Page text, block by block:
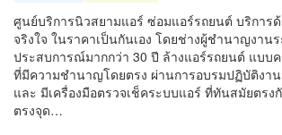
ศูนย์บริการนิวสยามแอร์ ซ่อมแอร์รถยนต์ บริการ
จริงใจ ในราคาเป็นกันเอง โดยช่างผู้ชำนาญงาน
ประสบการณ์มากกว่า 30 ปี ล้างแอร์รถยนต์ แบบ
ที่มีความชำนาญโดยตรง ผ่านการอบรมปฏิบัติงา
และ มีเครื่องมือตรวจเช็คระบบแอร์ ที่ทันสมัยตรง
ตรงจุด…